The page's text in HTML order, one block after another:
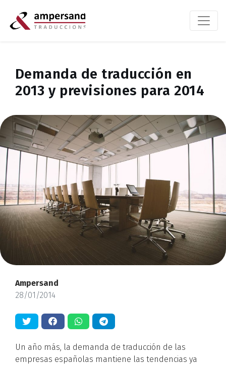
Demanda de traducción en
2013 y previsiones para 2014
Ampersand
28/01/2014
Un año más, la demanda de traducción de las
empresas españolas mantiene las tendencias ya